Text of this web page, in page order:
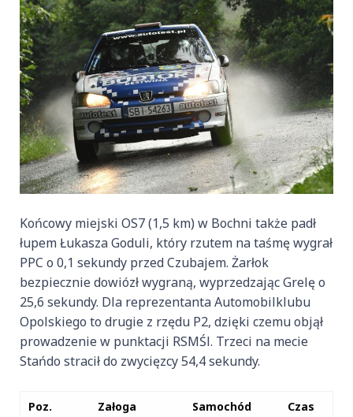
Końcowy miejski OS7 (1,5 km) w Bochni także padł
łupem Łukasza Goduli, który rzutem na taśmę wygrał
PPC o 0,1 sekundy przed Czubajem. Żarłok
bezpiecznie dowiózł wygraną, wyprzedzając Grelę o
25,6 sekundy. Dla reprezentanta Automobilklubu
Opolskiego to drugie z rzędu P2, dzięki czemu objął
prowadzenie w punktacji RSMŚl. Trzeci na mecie
Stańdo stracił do zwycięzcy 54,4 sekundy.
Poz. Załoga Samochód Czas